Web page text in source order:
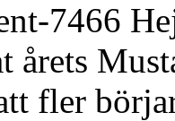
7466
årets
fler